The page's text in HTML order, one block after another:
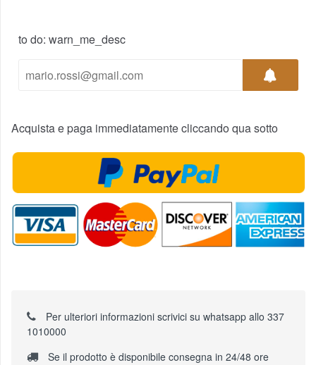
to do: warn_me_desc
Acquista e paga immediatamente cliccando qua sotto
Per ulteriori informazioni scrivici su whatsapp allo 337
1010000
Se il prodotto è disponibile consegna in 24/48 ore